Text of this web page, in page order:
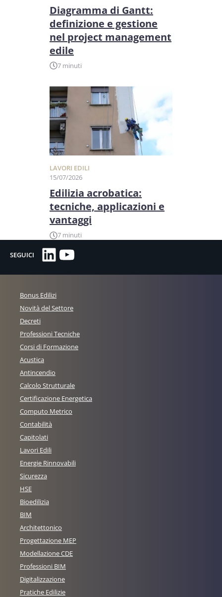
Diagramma di Gantt:
definizione e gestione
nel project management
edile
7 minuti
LAVORI EDILI
15/07/2026
Edilizia acrobatica:
tecniche, applicazioni e
vantaggi
7 minuti
SEGUICI LinkedIn
YouTube
Bonus Edilizi
Novità del Settore
Decreti
Professioni Tecniche
Corsi di Formazione
Acustica
Antincendio
Calcolo Strutturale
Certificazione Energetica
Computo Metrico
Contabilità
Capitolati
Lavori Edili
Energie Rinnovabili
Sicurezza
HSE
Bioedilizia
BIM
Architettonico
Progettazione MEP
Modellazione CDE
Professioni BIM
Digitalizzazione
Pratiche Edilizie